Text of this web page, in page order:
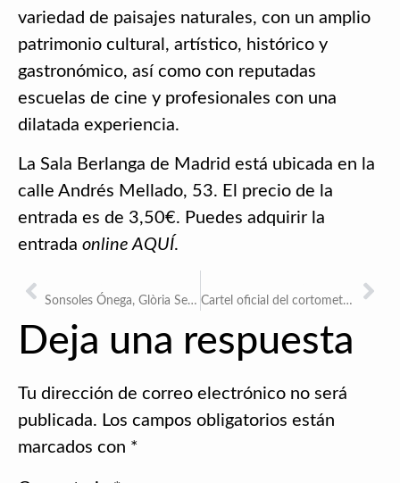
variedad de paisajes naturales, con un amplio
patrimonio cultural, artístico, histórico y
gastronómico, así como con reputadas
escuelas de cine y profesionales con una
dilatada experiencia.
La Sala Berlanga de Madrid está ubicada en la
calle Andrés Mellado, 53. El precio de la
entrada es de 3,50€. Puedes adquirir la
entrada onlineAQUÍ.
Sonsoles Ónega, Glòria Serra, Quique Peinado, Marta Jaumandreu y Rocío Delgado protagonizan el cortometraje «Deep Soria» que se estrenará en la Sección Oficial de la 34ª Semana de Cine de Medina del Campo Cartel oficial del cortometraje «Deep Soria»
Deja una respuesta
Tu dirección de correo electrónico no será
publicada. Los campos obligatorios están
marcados con *